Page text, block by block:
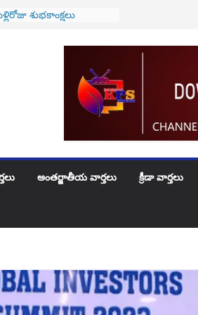
అలర్ట్..! అమల్లోకి
జస్టిస్ సూర్యకాంత్
సయంతిక గారు కి …
పుట్టినరోజు శుభాకాంక్షలు
అంతర్జాతీయ వార్తలు క్రీడా వార్తలు